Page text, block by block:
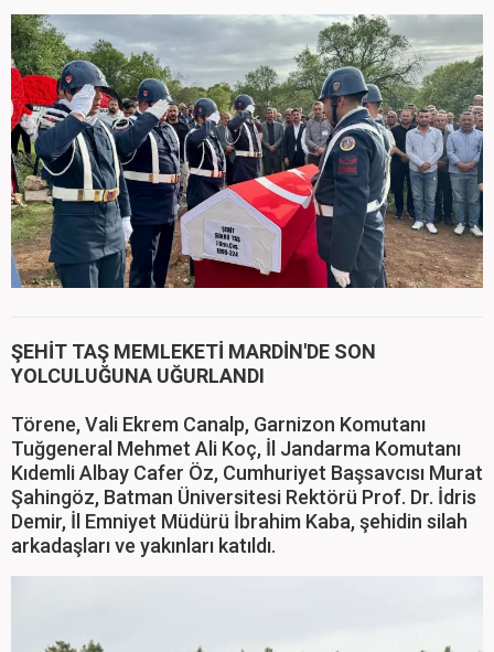
ŞEHİT TAŞ MEMLEKETİ MARDİN'DE SON
YOLCULUĞUNA UĞURLANDI
Törene, Vali Ekrem Canalp, Garnizon Komutanı
Tuğgeneral Mehmet Ali Koç, İl Jandarma Komutanı
Kıdemli Albay Cafer Öz, Cumhuriyet Başsavcısı Murat
Şahingöz, Batman Üniversitesi Rektörü Prof. Dr. İdris
Demir, İl Emniyet Müdürü İbrahim Kaba, şehidin silah
arkadaşları ve yakınları katıldı.